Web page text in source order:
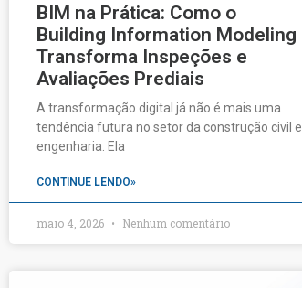
BIM na Prática: Como o
Building Information Modeling
Transforma Inspeções e
Avaliações Prediais
A transformação digital já não é mais uma
tendência futura no setor da construção civil e
engenharia. Ela
CONTINUE LENDO»
maio 4, 2026 Nenhum comentário